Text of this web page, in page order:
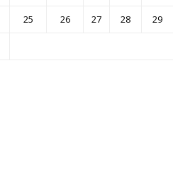
25 26 27 28 29